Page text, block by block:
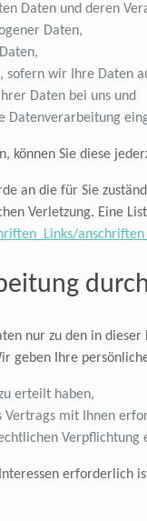
Daten und deren
Daten,
sofern wir Ihre Daten
Daten bei uns und
Datenverarbeitung
können Sie diese
an die für Sie
Verletzung. Eine
nur zu den in
geben Ihre
erteilt haben,
Vertrags mit Ihnen
Verpflichtung
erforderlich